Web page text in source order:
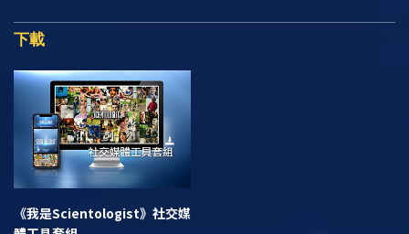
下載
《我是Scientologist》 社交媒